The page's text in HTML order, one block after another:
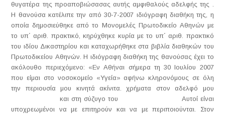
θυγατέρα της προαποβιώσασας αυτής αμφιθαλούς αδελφής της .
Η θανούσα κατέλιπε την από 30-7-2007 ιδιόγραφη διαθήκη της, η
οποία δημοσιεύθηκε από το Μονομελές Πρωτοδικείο Αθηνών με
το υπ΄ αριθ. πρακτικό, κηρύχθηκε κυρία με το υπ΄ αριθ. πρακτικό
του ιδίου Δικαστηρίου και καταχωρήθηκε στα βιβλία διαθηκών του
Πρωτοδικείου Αθηνών. Η ιδιόγραφη διαθήκη της θανούσας έχει το
ακόλουθο περιεχόμενο: «Εν Αθήναι σήμερα τη 30 Ιουλίου 2007
που είμαι στο νοσοκομείο «Υγεία» αφήνω κληρονόμους σε όλη
την περιουσία μου κινητά ακίνιτα. χρήματα στον αδελφό μου
και στη σύζυγο του Αυτοί είναι
υποχρεωμένοι να με επιτηρούν και να με περιποιούνται. Στον